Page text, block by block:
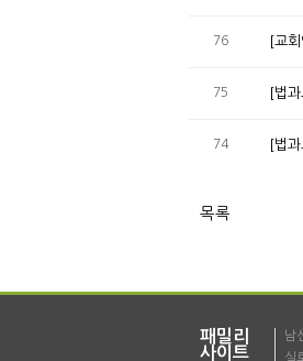
76 [교
75 [법
74 [법
목록
패밀리
사이트
남
실